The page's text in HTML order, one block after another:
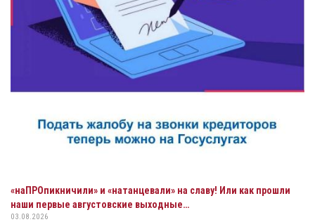
«наПРОпикничили» и «натанцевали» на славу! Или как прошли
наши первые августовские выходные…
03.08.2026